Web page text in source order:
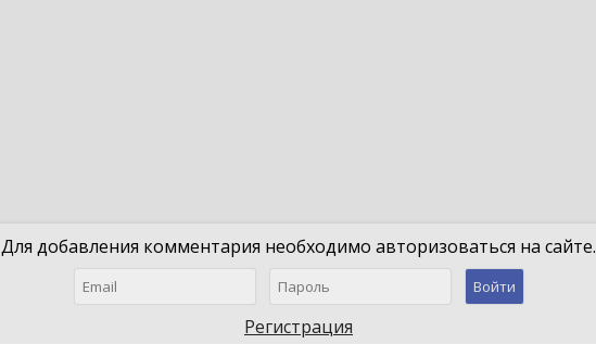
Для добавления комментария необходимо авторизоваться на сайте.
Войти
Регистрация